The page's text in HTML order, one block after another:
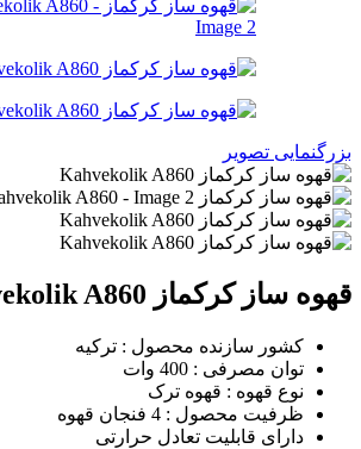
بزرگنمایی تصویر
قهوه ساز کرکماز Kahvekolik A860
کشور سازنده محصول : ترکیه
توان مصرفی : 400 وات
نوع قهوه : قهوه ترک
ظرفیت محصول : 4 فنجان قهوه
دارای قابلیت تعادل حرارتی